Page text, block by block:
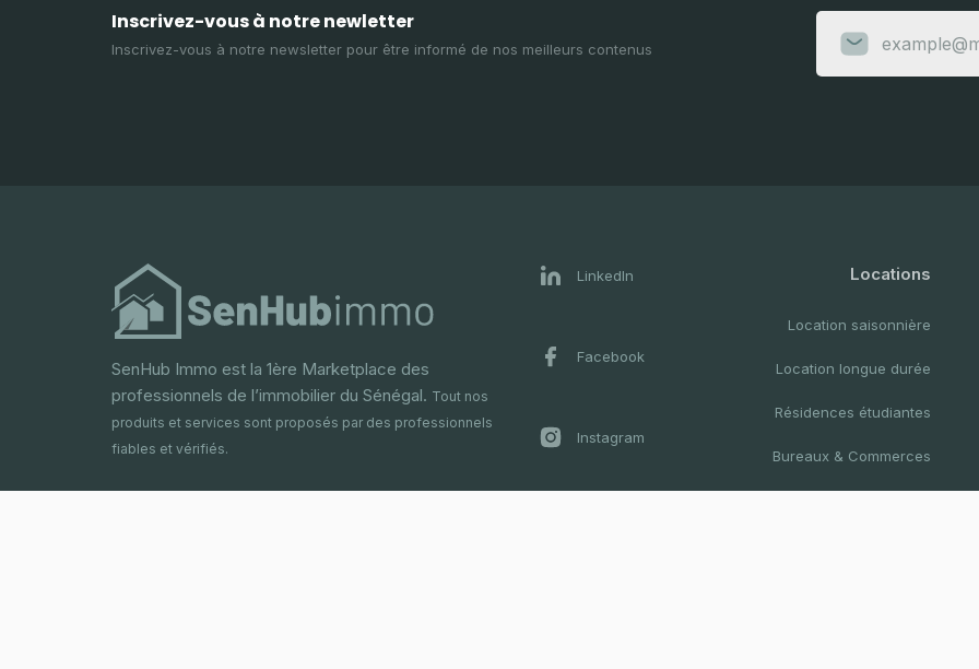
Inscrivez-vous à notre newletter
Inscrivez-vous à notre newsletter pour être informé de nos meilleurs contenus
SenHub Immo est la 1ère Marketplace des
professionnels de l’immobilier du Sénégal. Tout nos
produits et services sont proposés par des professionnels
fiables et vérifiés.
LinkedIn
Facebook
Instagram
Locations
Location saisonnière
Location longue durée
Résidences étudiantes
Bureaux & Commerces